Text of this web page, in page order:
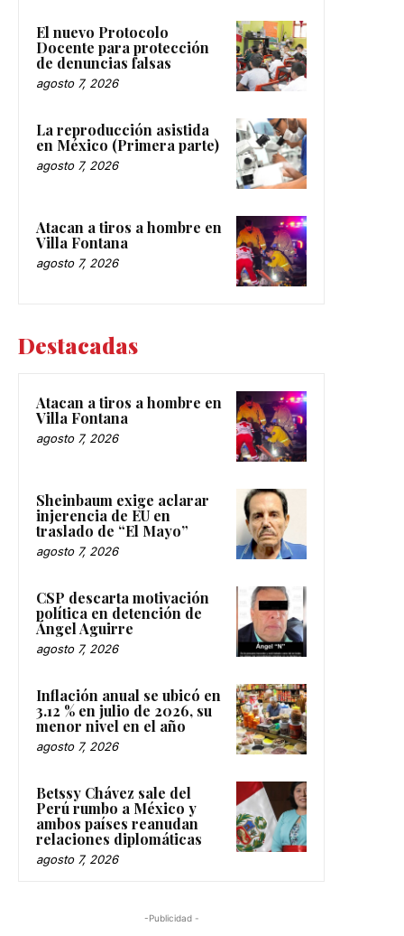
El nuevo Protocolo
Docente para protección
de denuncias falsas
agosto 7, 2026
La reproducción asistida
en México (Primera parte)
agosto 7, 2026
Atacan a tiros a hombre en
Villa Fontana
agosto 7, 2026
Destacadas
Atacan a tiros a hombre en
Villa Fontana
agosto 7, 2026
Sheinbaum exige aclarar
injerencia de EU en
traslado de “El Mayo”
agosto 7, 2026
CSP descarta motivación
política en detención de
Ángel Aguirre
agosto 7, 2026
Inflación anual se ubicó en
3.12 % en julio de 2026, su
menor nivel en el año
agosto 7, 2026
Betssy Chávez sale del
Perú rumbo a México y
ambos países reanudan
relaciones diplomáticas
agosto 7, 2026
-Publicidad -